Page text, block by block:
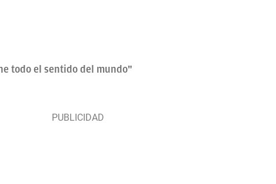
todo el sentido del mundo"